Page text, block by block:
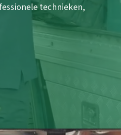
technieken,